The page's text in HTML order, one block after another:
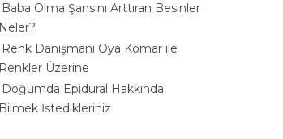
Baba Olma Şansını Arttıran Besinler
Neler?
Renk Danışmanı Oya Komar ile
Renkler Üzerine
Doğumda Epidural Hakkında
Bilmek İstedikleriniz